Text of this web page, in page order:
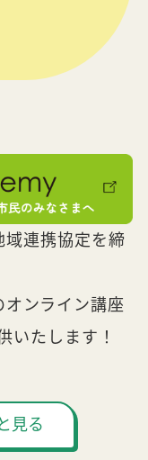
域連携協定を締
ンライン講座
いたします！
見る